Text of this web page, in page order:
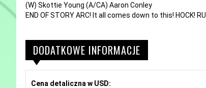
(W) Skottie Young (A/CA) Aaron Conley
END OF STORY ARC! It all comes down to this!
DODATKOWE INFORMACJE
Cena detaliczna w USD: